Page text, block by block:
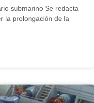
submarino Se redacta
la prolongación de la